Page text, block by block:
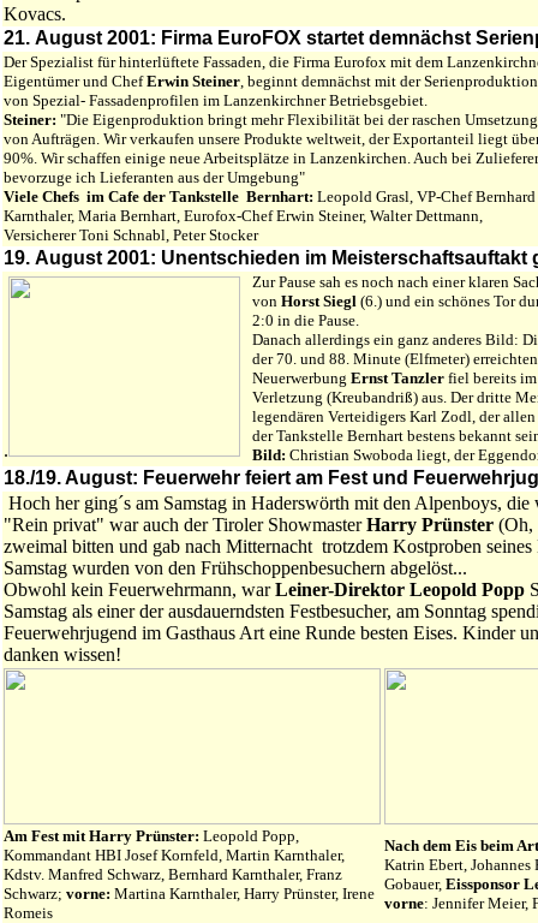
Kovacs.
21. August 2001: Firma EuroFOX startet demnächst
Der Spezialist für hinterlüftete Fassaden, die Firma Eurofox mit dem
Eigentümer und ChefErwin Steiner, beginnt demnächst mit der Serienproduktion
von Spezial- Fassadenprofilen im Lanzenkirchner Betriebsgebiet.
Steiner: "Die Eigenproduktion bringt mehr Flexibilität bei der raschen Umsetzung
von Aufträgen. Wir verkaufen unsere Produkte weltweit, der Exportanteil liegt
90%. Wir schaffen einige neue Arbeitsplätze in Lanzenkirchen. Auch bei
bevorzuge ich Lieferanten aus der Umgebung"
Viele Chefs im Cafe der Tankstelle Bernhart: Leopold Grasl, VP-Chef Bernhard
Karnthaler, Maria Bernhart, Eurofox-Chef Erwin Steiner, Walter Dettmann,
Versicherer Toni Schnabl, Peter Stocker
19. August 2001: Unentschieden im Meisterschaftsauftakt
.
Zur Pause sah es noch nach einer klaren
von Horst Siegl (6.) und ein schönes Tor
2:0 in die Pause.
Danach allerdings ein ganz anderes Bild:
der 70. und 88. Minute (Elfmeter)
Neuerwerbung Ernst Tanzler fiel bereits
Verletzung (Kreubandriß) aus. Der dritte
legendären Verteidigers Karl Zodl, der
der Tankstelle Bernhart bestens bekannt
Bild: Christian Swoboda liegt, der
18./19. August: Feuerwehr feiert am Fest und
Hoch her ging´s am Samstag in Haderswörth mit den Alpenboys,
"Rein privat" war auch der Tiroler ShowmasterHarry Prünster (Oh,
zweimal bitten und gab nach Mitternacht trotzdem Kostproben
Samstag wurden von den Frühschoppenbesuchern abgelöst...
Obwohl kein Feuerwehrmann, warLeiner-Direktor Leopold Popp
Samstag als einer der ausdauerndsten Festbesucher, am Sonntag
Feuerwehrjugend im Gasthaus Art eine Runde besten Eises. Kinder
danken wissen!
Am Fest mit Harry Prünster: Leopold Popp,
Kommandant HBI Josef Kornfeld, Martin Karnthaler,
Kdstv. Manfred Schwarz, Bernhard Karnthaler, Franz
Schwarz; vorne: Martina Karnthaler, Harry Prünster, Irene
Romeis
Nach dem Eis beim
Katrin Ebert, Johannes
Gobauer, Eissponsor
vorne: Jennifer Meier,